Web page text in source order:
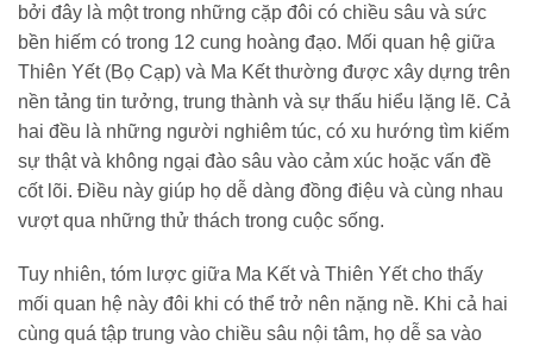
bởi đây là một trong những cặp đôi có chiều sâu và sức
bền hiếm có trong 12 cung hoàng đạo. Mối quan hệ giữa
Thiên Yết (Bọ Cạp) và Ma Kết thường được xây dựng trên
nền tảng tin tưởng, trung thành và sự thấu hiểu lặng lẽ. Cả
hai đều là những người nghiêm túc, có xu hướng tìm kiếm
sự thật và không ngại đào sâu vào cảm xúc hoặc vấn đề
cốt lõi. Điều này giúp họ dễ dàng đồng điệu và cùng nhau
vượt qua những thử thách trong cuộc sống.
Tuy nhiên, tóm lược giữa Ma Kết và Thiên Yết cho thấy
mối quan hệ này đôi khi có thể trở nên nặng nề. Khi cả hai
cùng quá tập trung vào chiều sâu nội tâm, họ dễ sa vào